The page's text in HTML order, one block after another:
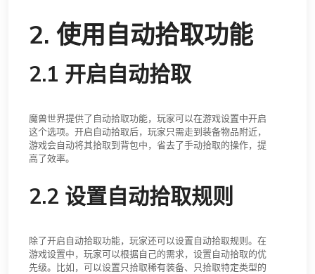
2. 使用自动拾取功能
2.1 开启自动拾取
魔兽世界提供了自动拾取功能，玩家可以在游戏设置中开启
这个选项。开启自动拾取后，玩家只需走到装备物品附近，
游戏会自动将其拾取到背包中，省去了手动拾取的操作，提
高了效率。
2.2 设置自动拾取规则
除了开启自动拾取功能，玩家还可以设置自动拾取规则。在
游戏设置中，玩家可以根据自己的需求，设置自动拾取的优
先级。比如，可以设置只拾取稀有装备、只拾取特定类型的